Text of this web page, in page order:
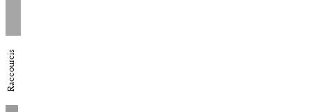
Raccourcis